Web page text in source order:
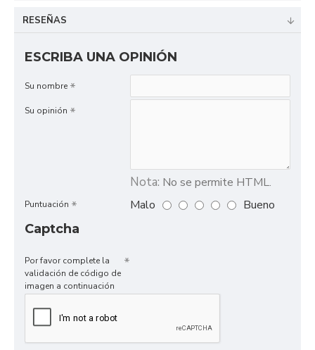
RESEÑAS
ESCRIBA UNA OPINIÓN
Su nombre
Su opinión
Nota: No se permite HTML.
Puntuación Malo
Bueno
Captcha
Por favor complete la
validación de código de
imagen a continuación